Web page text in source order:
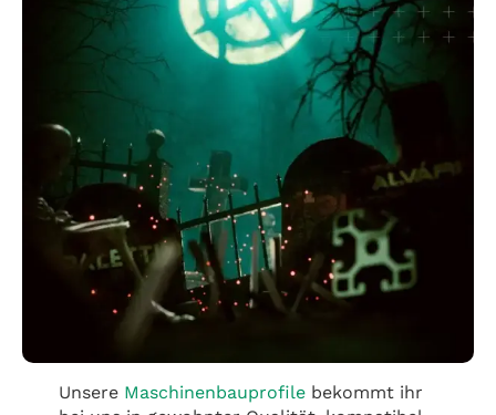
Unsere Maschinenbauprofilebekommt ihr